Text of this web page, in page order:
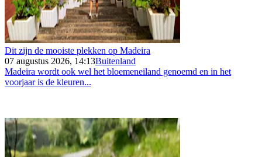
Dit zijn de mooiste plekken op Madeira
07 augustus 2026, 14:13Buitenland
Madeira wordt ook wel het bloemeneiland genoemd en in het
voorjaar is de kleuren...